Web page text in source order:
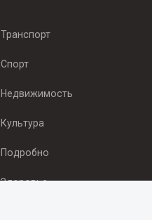
Транспорт
Спорт
Недвижимость
Культура
Подробно
Здоровье